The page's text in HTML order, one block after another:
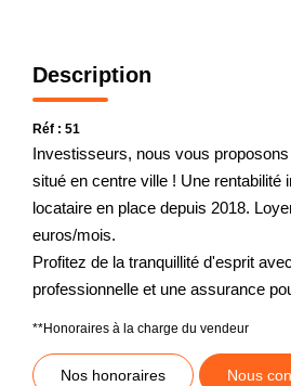
Description
Réf : 51
Investisseurs, nous vous
situé en centre ville ! Une rentabilité
locataire en place depuis 2018.
euros/mois.
Profitez de la tranquillité d'esprit
professionnelle et une assurance
**Honoraires à la charge du vendeur
Nos honoraires Nous